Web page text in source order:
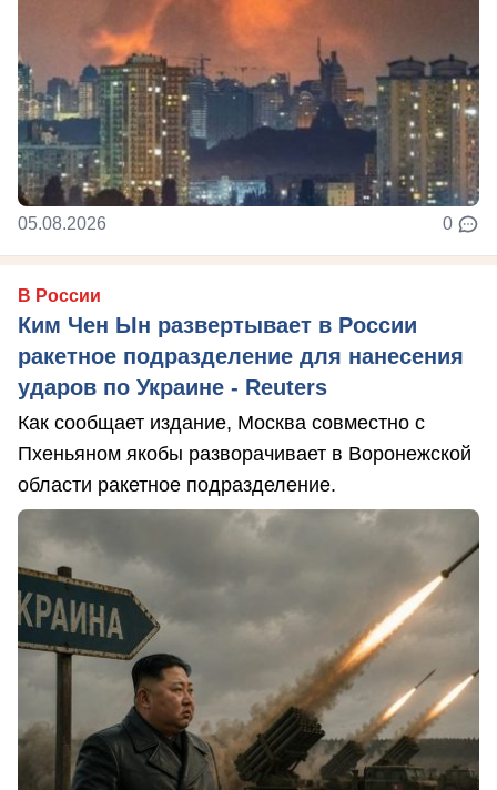
05.08.2026 0
В России
Ким Чен Ын развертывает в России
ракетное подразделение для нанесения
ударов по Украине - Reuters
Как сообщает издание, Москва совместно с
Пхеньяном якобы разворачивает в Воронежской
области ракетное подразделение.